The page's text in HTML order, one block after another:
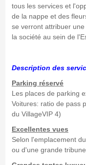
tous les services et
de la nappe et des
se verront attribuer
la société au sein de
Description des
Parking réservé
Les places de parking
Voitures: ratio de pass
du VillageVIP 4)
Excellentes vues
Selon l'emplacement
ou d'une grande